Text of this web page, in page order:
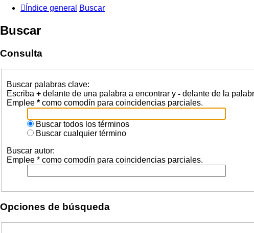
Índice general Buscar
Buscar
Consulta
Buscar palabras clave:
Escriba + delante de una palabra a encontrar y - delante de la
Emplee * como comodín para coincidencias parciales.
Buscar todos los términos
Buscar cualquier término
Buscar autor:
Emplee * como comodín para coincidencias parciales.
Opciones de búsqueda